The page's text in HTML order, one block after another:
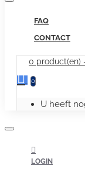
FAQ
CONTACT
0 product(en)
0
U heeft
LOGIN